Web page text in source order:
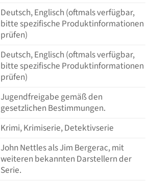
Deutsch, Englisch (oftmals verfügbar,
bitte spezifische Produktinformationen
prüfen)
Deutsch, Englisch (oftmals verfügbar,
bitte spezifische Produktinformationen
prüfen)
Jugendfreigabe gemäß den
gesetzlichen Bestimmungen.
Krimi, Krimiserie, Detektivserie
John Nettles als Jim Bergerac, mit
weiteren bekannten Darstellern der
Serie.